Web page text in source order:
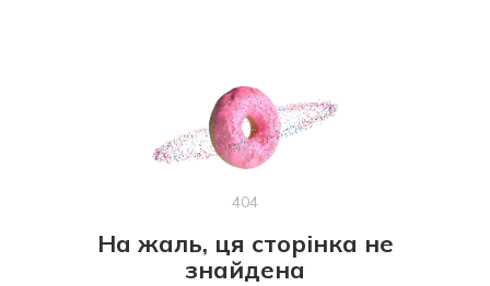
404
На жаль, ця сторінка не
знайдена